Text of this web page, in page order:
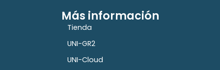
Más información
Tienda
UNI-GR2
UNI-Cloud